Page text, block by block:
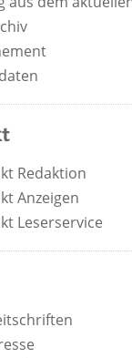
Redaktion
Anzeigen
Leserservice